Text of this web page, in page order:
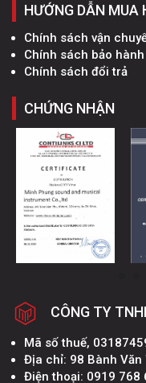
HƯỚNG DẪN MUA
Chính sách vận
Chính sách bảo hành
Chính sách đổi trả
CHỨNG NHẬN
CÔNG TY
Mã số thuế,
Địa chỉ: 98 Bành Văn
Điện thoại: 0919 768